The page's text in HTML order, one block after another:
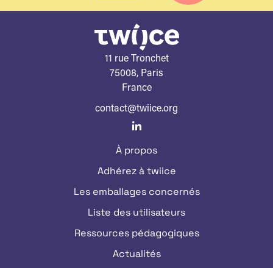
11 rue Tronchet
75008, Paris
France
contact@twiice.org
À propos
Adhérez à twiice
Les emballages concernés
Liste des utilisateurs
Ressources pédagogiques
Actualités